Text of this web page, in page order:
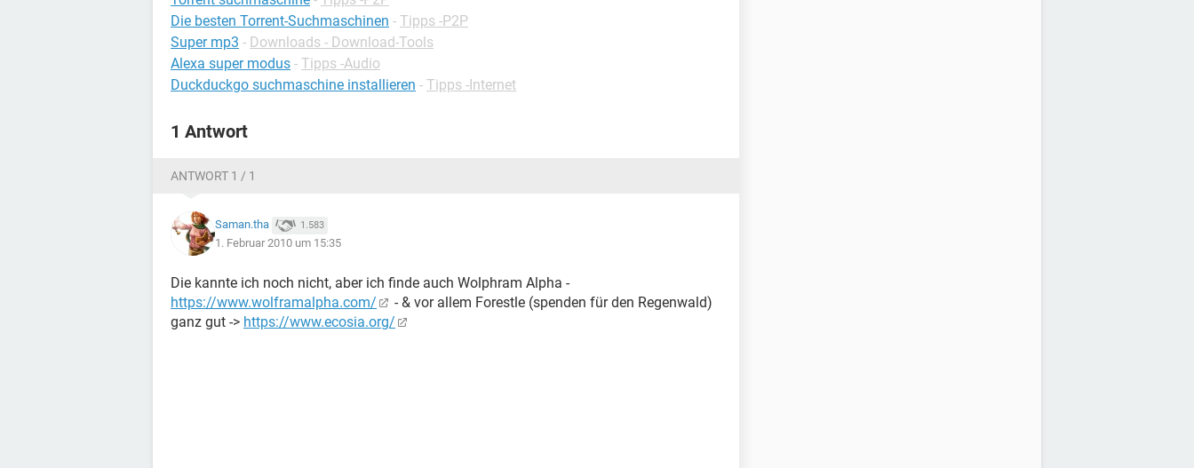
Die besten Torrent-Suchmaschinen - Tipps -P2P
Super mp3 - Downloads - Download-Tools
Alexa super modus - Tipps -Audio
Duckduckgo suchmaschine installieren - Tipps -Internet
1 Antwort
ANTWORT 1 / 1
Saman.tha 1.583
1. Februar 2010 um 15:35
Die kannte ich noch nicht, aber ich finde auch Wolphram Alpha -
https://www.wolframalpha.com/
- & vor allem Forestle (spenden für den Regenwald)
ganz gut -> https://www.ecosia.org/